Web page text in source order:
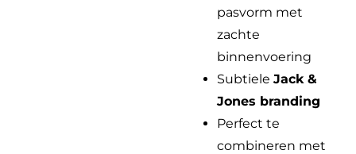
pasvorm met
zachte
binnenvoering
Subtiele Jack &
Jones branding
Perfect te
combineren met